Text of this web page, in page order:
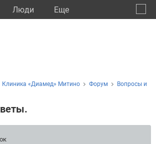
Люди Eще
Клиника «Диамед» Митино Форум
Вопросы и